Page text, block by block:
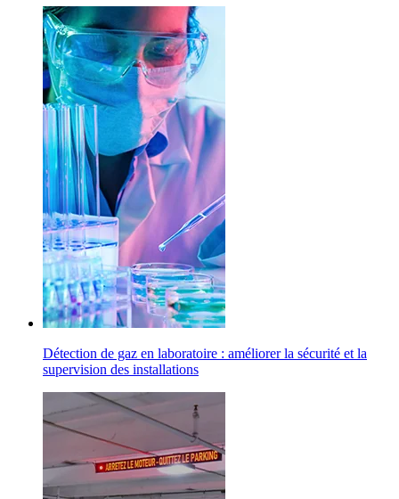
Détection de gaz en laboratoire : améliorer la sécurité et la
supervision des installations